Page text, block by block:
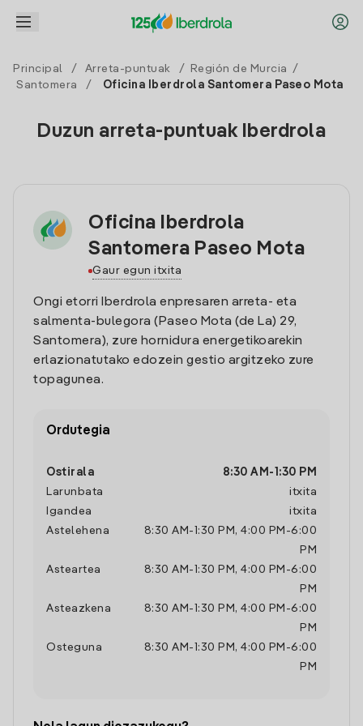
Principal / Arreta-puntuak / Región de Murcia
/
Santomera
/ Oficina Iberdrola Santomera Paseo Mota
Duzun arreta-puntuak Iberdrola
Oficina Iberdrola
Santomera Paseo Mota
Gaur egun itxita
Ongi etorri Iberdrola enpresaren arreta- eta
salmenta-bulegora (Paseo Mota (de La) 29,
Santomera), zure hornidura energetikoarekin
erlazionatutako edozein gestio argitzeko zure
topagunea.
Ordutegia
Ostirala 8:30 AM - 1:30 PM
Larunbata
itxita
Igandea
itxita
Astelehena
8:30 AM - 1:30 PM , 4:00 PM -6:00
PM
Asteartea
8:30 AM - 1:30 PM , 4:00 PM -6:00
PM
Asteazkena
8:30 AM - 1:30 PM , 4:00 PM -6:00
PM
Osteguna
8:30 AM - 1:30 PM , 4:00 PM -6:00
PM